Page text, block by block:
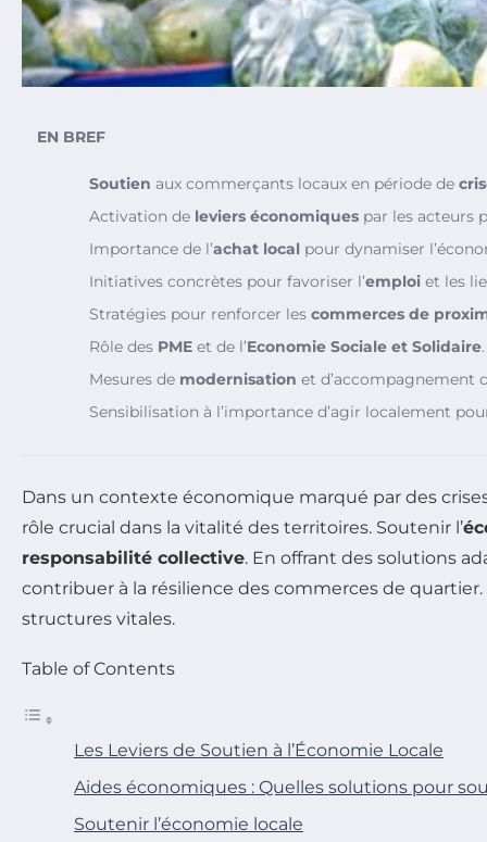
EN BREF
Soutien aux commerçants locaux en période de
Activation de leviers économiques par les acteurs
Importance de l’achat local pour dynamiser
Initiatives concrètes pour favoriser l’emploi et les
Stratégies pour renforcer les commerces de
Rôle des PME et de l’Economie Sociale et Solidaire.
Mesures de modernisation et d’accompagnement
Sensibilisation à l’importance d’agir localement
Dans un contexte économique marqué par des
rôle crucial dans la vitalité des territoires. Soutenir l’
responsabilité collective. En offrant des solutions
contribuer à la résilience des commerces de
structures vitales.
Table of Contents
Les Leviers de Soutien à l’Économie Locale
Aides économiques : Quelles solutions pour
Soutenir l’économie locale